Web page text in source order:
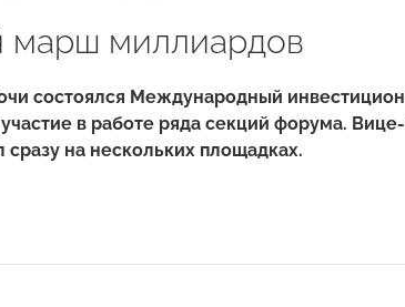
марш миллиардов
состоялся Международный
в работе ряда секций форума.
сразу на нескольких площадках.